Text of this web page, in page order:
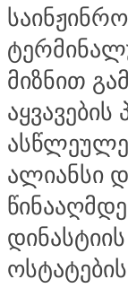
მიზნით
ალიანსი